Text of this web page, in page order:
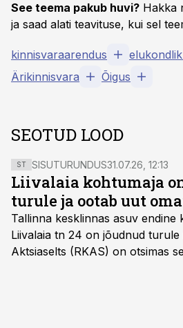
See teema pakub huvi? Hakka
ja saad alati teavituse, kui sel
kinnisvaraarendus
Ärikinnisvara
Õigus
SEOTUD LOOD
ST SISUTURUNDUS31.07.26, 12:13
Liivalaia kohtumaja
turule ja ootab uut
Tallinna kesklinnas asuv endine
Liivalaia tn 24 on jõudnud turule
Aktsiaselts (RKAS) on otsimas